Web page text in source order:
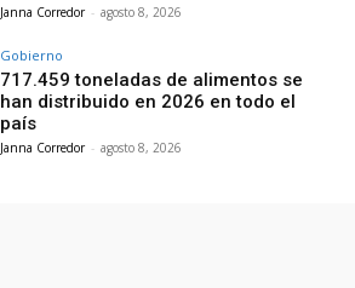
Janna Corredor - agosto 8, 2026
Gobierno
717.459 toneladas de alimentos se
han distribuido en 2026 en todo el
país
Janna Corredor - agosto 8, 2026